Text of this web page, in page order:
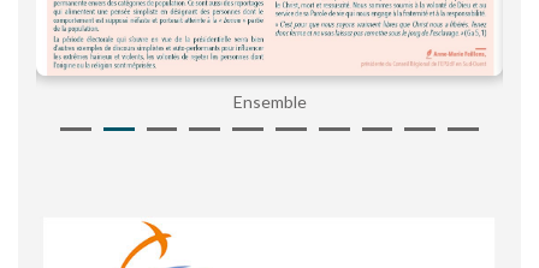
Ensemble